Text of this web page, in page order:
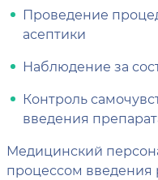
Проведение
асептики
Наблюдение за
Контроль
введения
Медицинский
процессом введения